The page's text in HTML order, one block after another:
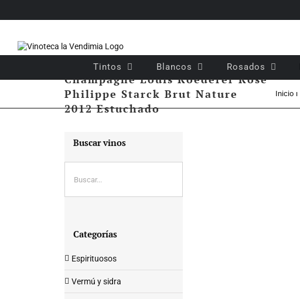
Tintos Blancos Rosados
Champagne Louis Roederer Rosé
Philippe Starck Brut Nature
2012 Estuchado
Inicio
Buscar vinos
Categorías
Espirituosos
Vermú y sidra